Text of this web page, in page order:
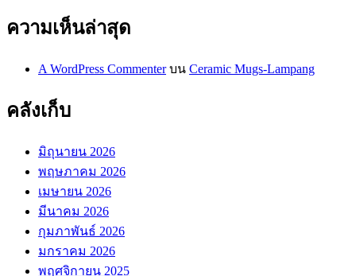
ความเห็นล่าสุด
A WordPress Commenterบน Ceramic Mugs-Lampang
คลังเก็บ
มิถุนายน 2026
พฤษภาคม 2026
เมษายน 2026
มีนาคม 2026
กุมภาพันธ์ 2026
มกราคม 2026
พฤศจิกายน 2025